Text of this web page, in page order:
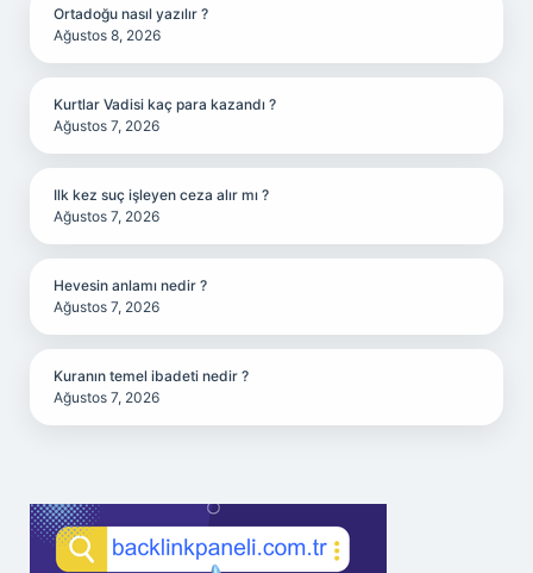
Ortadoğu nasıl yazılır ?
Ağustos 8, 2026
Kurtlar Vadisi kaç para kazandı ?
Ağustos 7, 2026
Ilk kez suç işleyen ceza alır mı ?
Ağustos 7, 2026
Hevesin anlamı nedir ?
Ağustos 7, 2026
Kuranın temel ibadeti nedir ?
Ağustos 7, 2026